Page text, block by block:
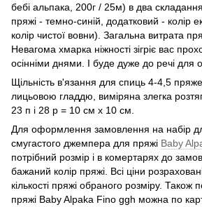
бебі альпака, 200г / 25м) в два
пряжі - темно-синій, додатковий - колір
колір чистої вовни). Загальна витрата
Невагома хмарка ніжності зігріє вас
осінніми днями. І буде дуже до речі для
Щільність в'язання для спиць 4-4,5
лицьовою гладдю, виміряна злегка
23 п і 28 р = 10 см х 10 см.
Для оформлення замовлення на набір
смугастого джемпера для пряжі Baby
потрібний розмір і в комертарях до
бажаний колір пряжі. Всі ціни
кількості пряжі обраного розміру. Також
пряжі Baby Alpaka Fino ggh можна по